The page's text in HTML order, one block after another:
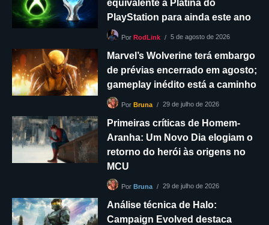
equivalente à Platina do
PlayStation para ainda este ano
PorRodLink 5 de agosto de 2026
Marvel’s Wolverine terá embargo
de prévias encerrado em agosto;
gameplay inédito está a caminho
PorBruna 29 de julho de 2026
Primeiras críticas de Homem-
Aranha: Um Novo Dia elogiam o
retorno do herói às origens no
MCU
PorBruna 29 de julho de 2026
Análise técnica de Halo:
Campaign Evolved destaca